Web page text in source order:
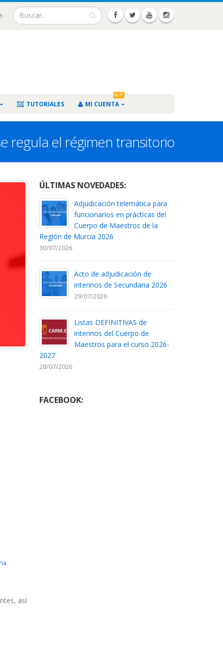
TUTORIALES MI CUENTA
U.P.
regula el régimen transitorio
así
ÚLTIMAS NOVEDADES:
Adjudicación telemática para
funcionarios en prácticas del
Cuerpo de Maestros de la
Región de Murcia 2026
30/07/2026
Acto de adjudicación de
interinos de Secundaria 2026
29/07/2026
Listas DEFINITIVAS de
interinos del Cuerpo de
Maestros para el curso 2026-
2027
28/07/2026
FACEBOOK: